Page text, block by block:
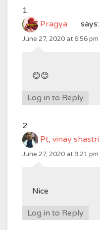
Pragya says:
June 27, 2020 at 6:56 pm
😊😊
Log in to Reply
Pt, vinay
June 27, 2020 at 9:21 pm
Nice
Log in to Reply